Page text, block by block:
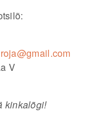
V
kinkalõgi!